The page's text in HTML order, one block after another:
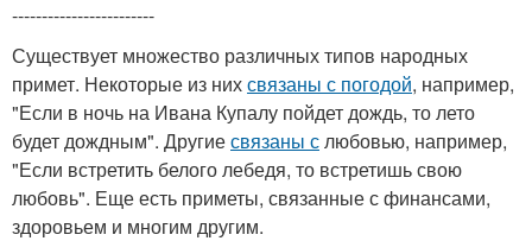
------------------------
Существует множество различных типов народных
примет. Некоторые из нихсвязаны с погодой, например,
"Если в ночь на Ивана Купалу пойдет дождь, то лето
будет дождным". Другиесвязаны слюбовью, например,
"Если встретить белого лебедя, то встретишь свою
любовь". Еще есть приметы, связанные с финансами,
здоровьем и многим другим.